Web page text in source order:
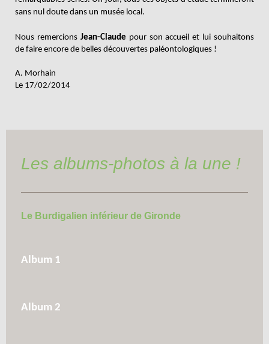
sans nul doute dans un musée local.
Nous remercions Jean-Claude pour son accueil et lui souhaitons
de faire encore de belles découvertes paléontologiques !
A. Morhain
Le 17/02/2014
Les albums-photos à la une !
Le Burdigalien inférieur de Gironde
Album 1
Album 2